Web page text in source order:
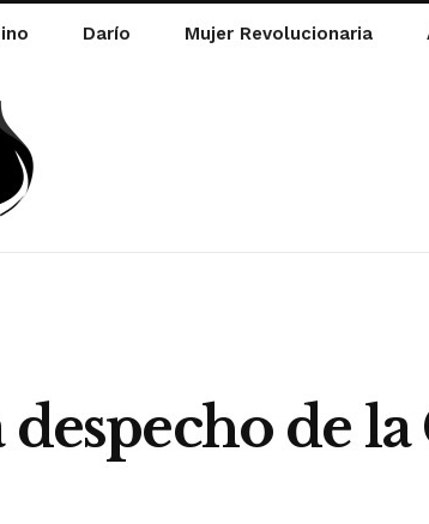
Darío Mujer Revolucionaria
de la